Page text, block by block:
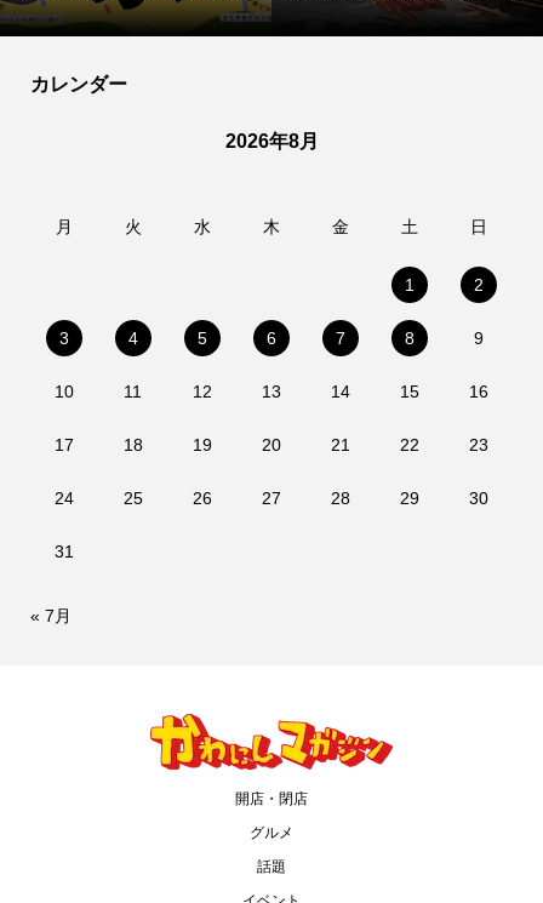
カレンダー
2026年8月
月 火 水 木 金 土 日
1 2
3 4 5 6 7 8 9
10 11 12 13 14 15 16
17 18 19 20 21 22 23
24 25 26 27 28 29 30
31
« 7月
開店・閉店
グルメ
話題